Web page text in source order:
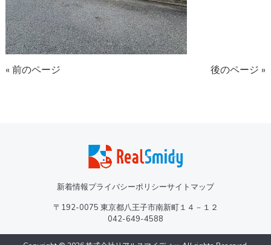
« 前のページ 後のページ »
新着情報プライバシーポリシーサイトマップ
〒192-0075 東京都八王子市南新町１４－１２
042-649-4588